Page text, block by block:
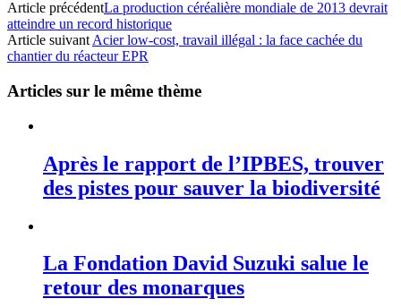
Article précédentLa production céréalière mondiale de 2013 devrait
atteindre un record historique
Article suivant Acier low-cost, travail illégal : la face cachée du
chantier du réacteur EPR
Articles sur le même thème
Après le rapport de l’IPBES, trouver
des pistes pour sauver la biodiversité
La Fondation David Suzuki salue le
retour des monarques